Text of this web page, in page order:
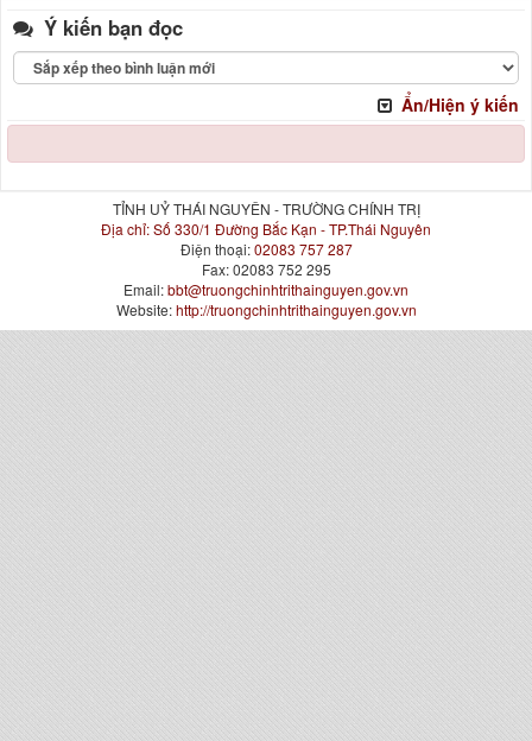
Ý kiến bạn đọc
Ẩn/Hiện ý kiến
TỈNH UỶ THÁI NGUYÊN - TRƯỜNG CHÍNH TRỊ
Địa chỉ:Số 330/1 Đường Bắc Kạn - TP.Thái Nguyên
Điện thoại:02083 757 287
Fax:02083 752 295
Email:bbt@truongchinhtrithainguyen.gov.vn
Website:http://truongchinhtrithainguyen.gov.vn